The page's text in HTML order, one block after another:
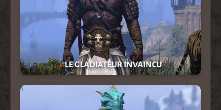
LE GLADIATEUR INVAINCU